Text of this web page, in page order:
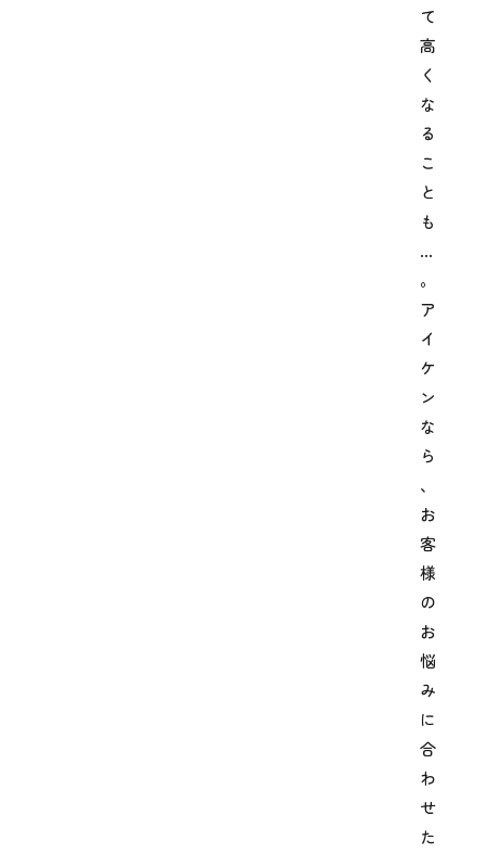
て
高
く
な
る
こ
と
も
…
。
ア
イ
ケ
ン
な
ら
、
お
客
様
の
お
悩
み
に
合
わ
せ
た